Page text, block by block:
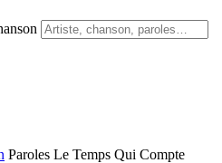
Paroles Le Temps Qui Compte